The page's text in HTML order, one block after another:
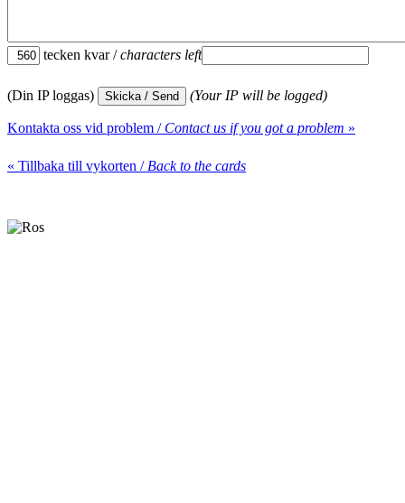
tecken kvar /characters left
(Din IP loggas) (Your IP will be logged)
Kontakta oss vid problem / Contact us if you got a problem »
« Tillbaka till vykorten / Back to the cards